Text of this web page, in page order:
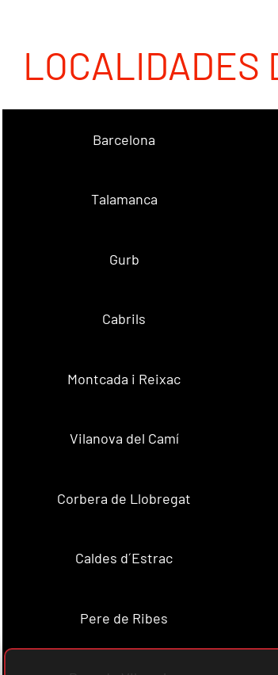
LOCALIDADES
Barcelona
Talamanca
Gurb
Cabrils
Montcada i Reixac
Vilanova del Camí
Corbera de Llobregat
Caldes d´Estrac
Pere de Ribes